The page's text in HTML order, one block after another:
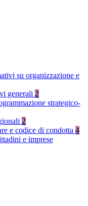
su organizzazione e
generali 2
strategico-
2
e codice di condotta 4
e imprese